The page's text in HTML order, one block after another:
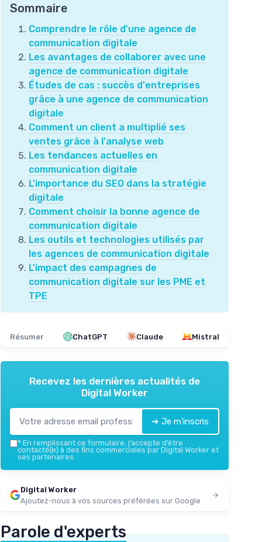
Sommaire
Comprendre le rôle d'une agence de
communication digitale
Les avantages de collaborer avec une
agence de communication digitale
Études de cas : succès d'entreprises
grâce à une agence de communication
digitale
Comment un client a multiplié ses
ventes grâce à l'analyse web
Les tendances actuelles en
communication digitale
L'importance du SEO dans la stratégie
digitale
Comment choisir la bonne agence de
communication digitale
Les outils et technologies utilisés par
les agences de communication digitale
L'impact des campagnes de
communication digitale sur les PME et
TPE
Résumer ChatGPT Claude Mistral
Recevez les dernières actualités de
Digital Worker
➔ Je m'inscris
* En remplissant ce formulaire, j’accepte d’être
contacté(e) à des fins commerciales par Digital Worker et
ses partenaires.
Digital Worker
Ajoutez-nous à vos sources préférées sur Google
Parole d'experts